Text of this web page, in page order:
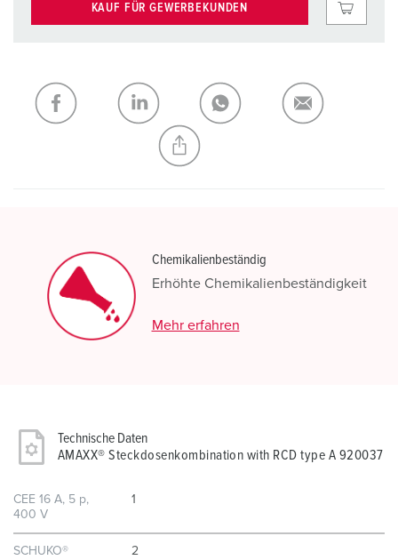
KAUF FÜR GEWERBEKUNDEN
Chemikalienbeständig
Erhöhte Chemikalienbeständigkeit
Mehr erfahren
Technische Daten
AMAXX® Steckdosenkombination with RCD type A 920037
CEE 16 A, 5 p,
400 V
1
SCHUKO® 2